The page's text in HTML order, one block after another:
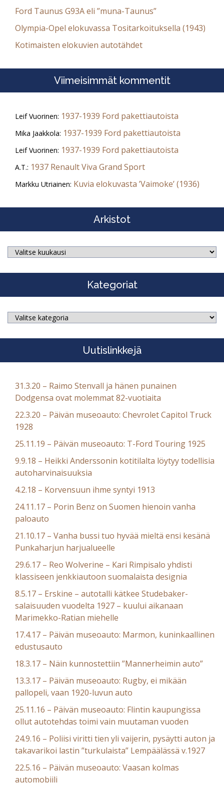
Ford Taunus G93A eli ”muna-Taunus”
Olympia-Opel elokuvassa Tositarkoituksella (1943)
Kotimaisten elokuvien autotähdet
Viimeisimmät kommentit
Leif Vuorinen: 1937-1939 Ford pakettiautoista
Mika Jaakkola: 1937-1939 Ford pakettiautoista
Leif Vuorinen: 1937-1939 Ford pakettiautoista
A.T.: 1937 Renault Viva Grand Sport
Markku Utriainen: Kuvia elokuvasta ’Vaimoke’ (1936)
Arkistot
Arkistot
Kategoriat
Kategoriat
Uutislinkkejä
31.3.20 – Raimo Stenvall ja hänen punainen
Dodgensa ovat molemmat 82-vuotiaita
22.3.20 – Päivän museoauto: Chevrolet Capitol Truck
1928
25.11.19 – Päivän museoauto: T-Ford Touring 1925
9.9.18 – Heikki Anderssonin kotitilalta löytyy todellisia
autoharvinaisuuksia
4.2.18 – Korvensuun ihme syntyi 1913
24.11.17 – Porin Benz on Suomen hienoin vanha
paloauto
21.10.17 – Vanha bussi tuo hyvää mieltä ensi kesänä
Punkaharjun harjualueelle
29.6.17 – Reo Wolverine – Kari Rimpisalo yhdisti
klassiseen jenkkiautoon suomalaista designia
8.5.17 – Erskine – autotalli kätkee Studebaker-
salaisuuden vuodelta 1927 – kuului aikanaan
Marimekko-Ratian miehelle
17.4.17 – Päivän museoauto: Marmon, kuninkaallinen
edustusauto
18.3.17 – Näin kunnostettiin ”Mannerheimin auto”
13.3.17 – Päivän museoauto: Rugby, ei mikään
pallopeli, vaan 1920-luvun auto
25.11.16 – Päivän museoauto: Flintin kaupungissa
ollut autotehdas toimi vain muutaman vuoden
24.9.16 – Poliisi viritti tien yli vaijerin, pysäytti auton ja
takavarikoi lastin ”turkulaista” Lempäälässä v.1927
22.5.16 – Päivän museoauto: Vaasan kolmas
automobiili